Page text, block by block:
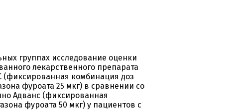
группах исследование оценки
лекарственного препарата
(фиксированная комбинация доз
фуроата 25 мкг) в сравнении со
Адванс (фиксированная
фуроата 50 мкг) у пациентов с